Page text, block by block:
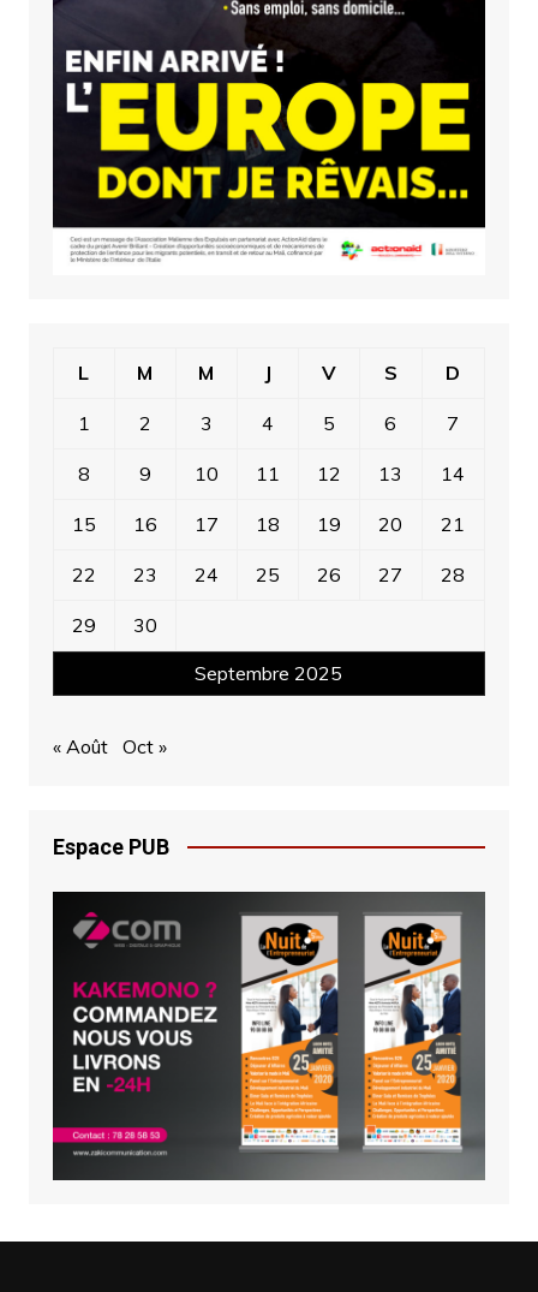
Septembre 2025
L M M J V S D
1 2 3 4 5 6 7
8 9 10 11 12 13 14
15 16 17 18 19 20 21
22 23 24 25 26 27 28
29 30
« Août Oct »
Espace PUB